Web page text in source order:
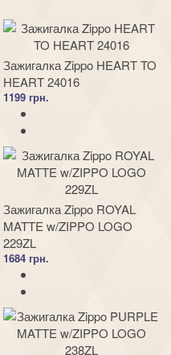
Зажигалка Zippo HEART TO
HEART 24016
1199 грн.
Зажигалка Zippo ROYAL
MATTE w/ZIPPO LOGO
229ZL
1684 грн.